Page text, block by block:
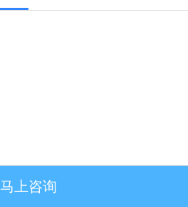
马上咨询